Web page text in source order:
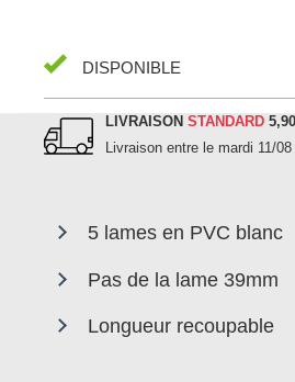
DISPONIBLE
LIVRAISONSTANDARD
Livraison entre le mardi 11/
5 lames en PVC blanc
Pas de la lame 39mm
Longueur recoupable